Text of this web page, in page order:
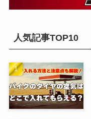
人気記事TOP10